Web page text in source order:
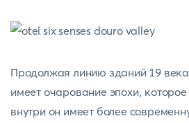
Продолжая линию зданий 19
имеет очарование эпохи,
внутри он имеет более